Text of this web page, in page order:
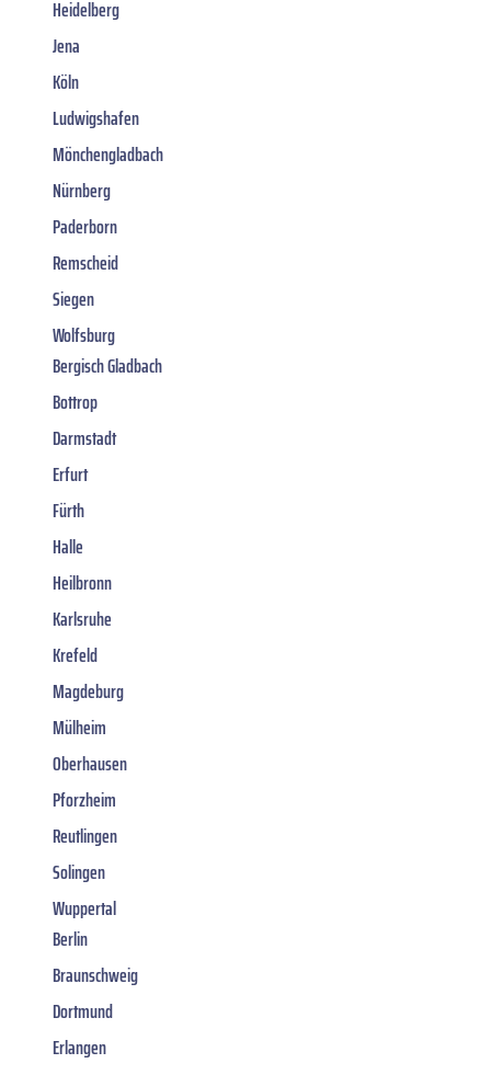
Heidelberg
Jena
Köln
Ludwigshafen
Mönchengladbach
Nürnberg
Paderborn
Remscheid
Siegen
Wolfsburg
Bergisch Gladbach
Bottrop
Darmstadt
Erfurt
Fürth
Halle
Heilbronn
Karlsruhe
Krefeld
Magdeburg
Mülheim
Oberhausen
Pforzheim
Reutlingen
Solingen
Wuppertal
Berlin
Braunschweig
Dortmund
Erlangen